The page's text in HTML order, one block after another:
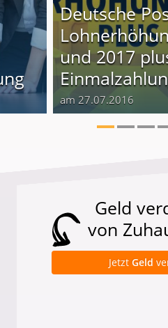
Deutsche
und 2017
am 27.07.2016
Geld
von
Jetzt Geld